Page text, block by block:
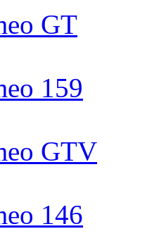
GT
159
GTV
146